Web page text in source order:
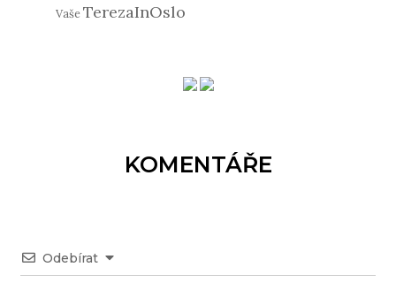
VašeTerezaInOslo
KOMENTÁŘE
Odebírat